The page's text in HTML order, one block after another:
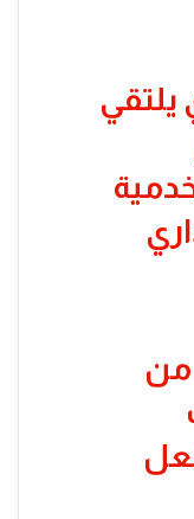
يلتقي
من